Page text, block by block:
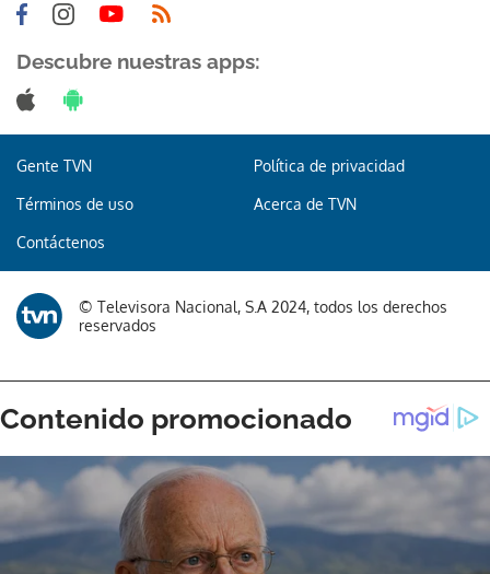
Descubre nuestras apps:
Gente TVN Política de privacidad
Términos de uso Acerca de TVN
Contáctenos
© Televisora Nacional, S.A 2024, todos los derechos
reservados